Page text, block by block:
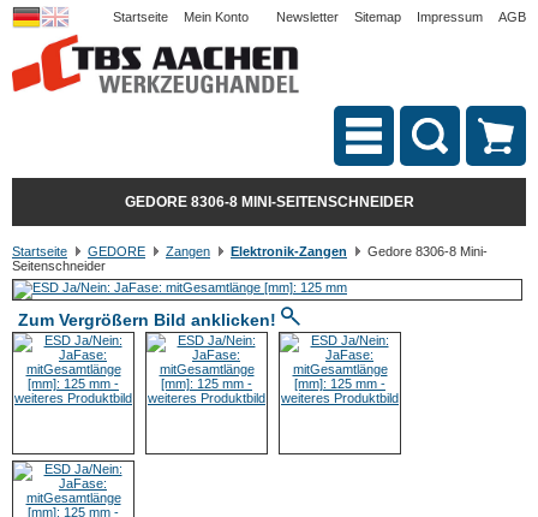
Startseite Mein Konto Newsletter Sitemap Impressum AGB
GEDORE 8306-8 MINI-SEITENSCHNEIDER
Startseite GEDORE Zangen Elektronik-Zangen
Gedore 8306-8 Mini-
Seitenschneider
Zum Vergrößern Bild anklicken!